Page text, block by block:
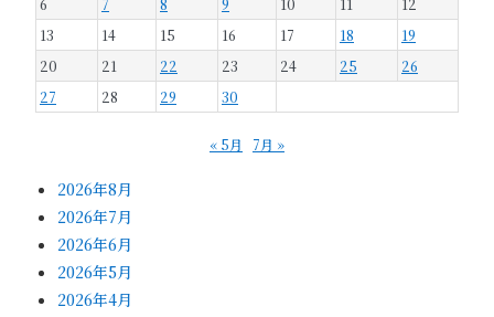
13
14 15 16 17 18
19
20
21 22 23 24 25
26
27
28 29 30
« 5月 7月 »
2026年8月
2026年7月
2026年6月
2026年5月
2026年4月